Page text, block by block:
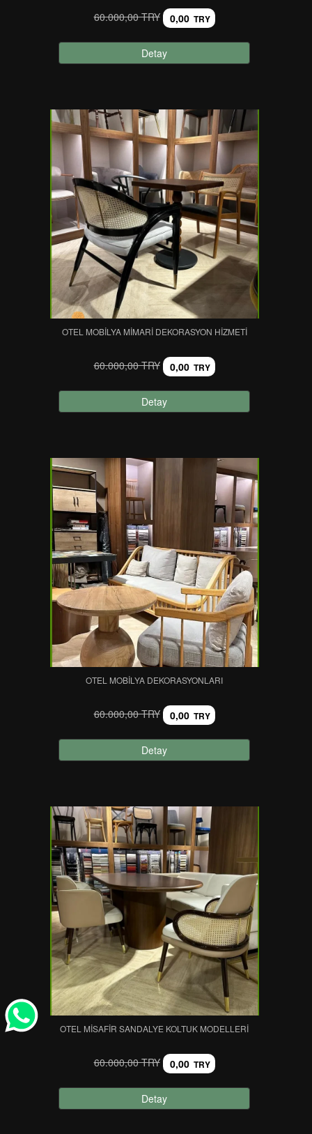
60.000,00 TRY 0,00 TRY
Detay
OTEL MOBILYA MIMARI DEKORASYON HIZMETI
60.000,00 TRY 0,00 TRY
Detay
OTEL MOBILYA DEKORASYONLARI
60.000,00 TRY 0,00 TRY
Detay
OTEL MISAFIR SANDALYE KOLTUK MODELLERI
60.000,00 TRY 0,00 TRY
Detay